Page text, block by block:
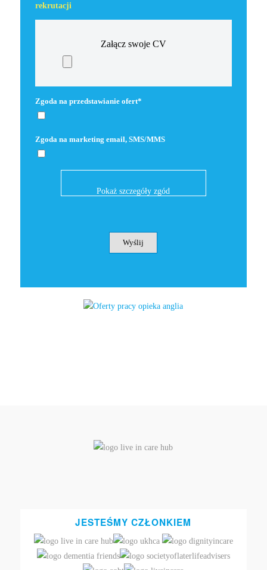
rekrutacji
Załącz swoje CV
Zgoda na przedstawianie ofert*
Zgoda na marketing email, SMS/MMS
Pokaż szczegóły zgód
JESTEŚMY CZŁONKIEM